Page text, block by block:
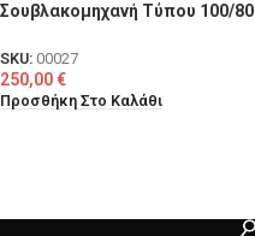
Σουβλακομηχανή Τύπου 100/80
SKU: 00027
250,00€
Προσθήκη Στο Καλάθι